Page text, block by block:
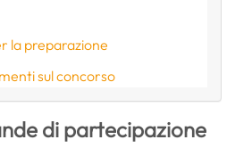
la preparazione
sul concorso
di partecipazione